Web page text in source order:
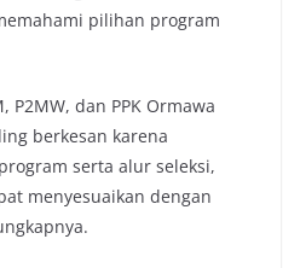
pilihan program
P2MW, dan PPK Ormawa
berkesan karena
serta alur seleksi,
menyesuaikan dengan